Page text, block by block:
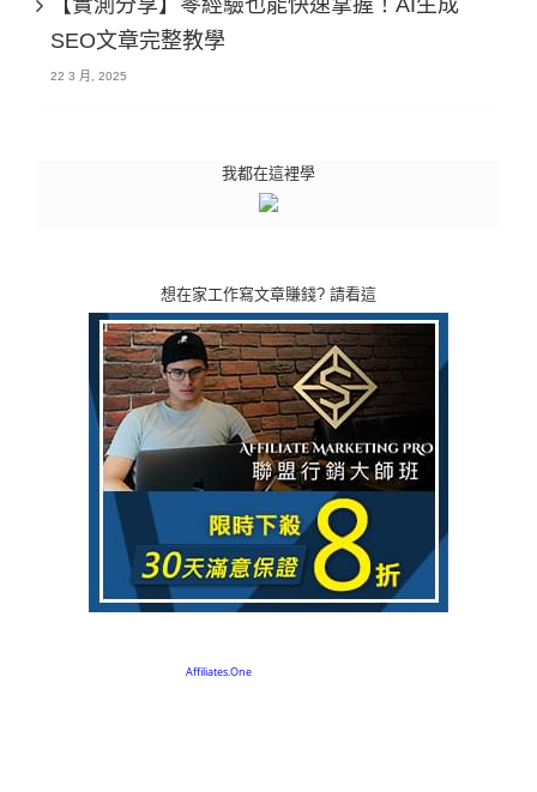
【實測分享】零經驗也能快速掌握！AI生成
SEO文章完整教學
22 3 月, 2025
我都在這裡學
想在家工作寫文章賺錢? 請看這